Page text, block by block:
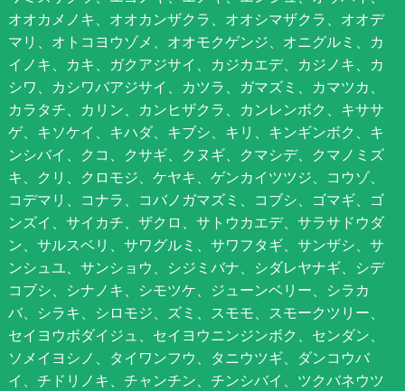
オオカメノキ、オオカンザクラ、オオシマザクラ、オオデ
マリ、オトコヨウゾメ、オオモクゲンジ、オニグルミ、カ
イノキ、カキ、ガクアジサイ、カジカエデ、カジノキ、カ
シワ、カシワバアジサイ、カツラ、ガマズミ、カマツカ、
カラタチ、カリン、カンヒザクラ、カンレンボク、キササ
ゲ、キソケイ、キハダ、キブシ、キリ、キンギンボク、キ
ンシバイ、クコ、クサギ、クヌギ、クマシデ、クマノミズ
キ、クリ、クロモジ、ケヤキ、ゲンカイツツジ、コウゾ、
コデマリ、コナラ、コバノガマズミ、コブシ、ゴマギ、ゴ
ンズイ、サイカチ、ザクロ、サトウカエデ、サラサドウダ
ン、サルスベリ、サワグルミ、サワフタギ、サンザシ、サ
ンシュユ、サンショウ、シジミバナ、シダレヤナギ、シデ
コブシ、シナノキ、シモツケ、ジューンベリー、シラカ
バ、シラキ、シロモジ、ズミ、スモモ、スモークツリー、
セイヨウボダイジュ、セイヨウニンジンボク、センダン、
ソメイヨシノ、タイワンフウ、タニウツギ、ダンコウバ
イ、チドリノキ、チャンチン、チンシバイ、ツクバネウツ